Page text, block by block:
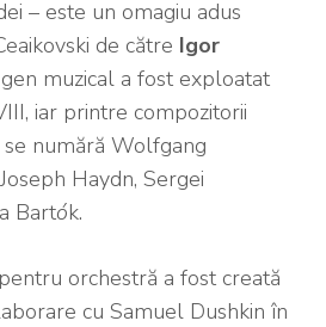
– este un omagiu adus
de către Igor
muzical a fost exploatat
iar printre compozitorii
numără Wolfgang
Haydn, Sergei
Bartók.
orchestră a fost creată
cu Samuel Dushkin în